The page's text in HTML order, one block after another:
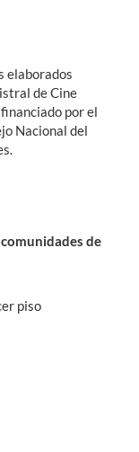
elaborados
de Cine
por el
Nacional del
de
piso